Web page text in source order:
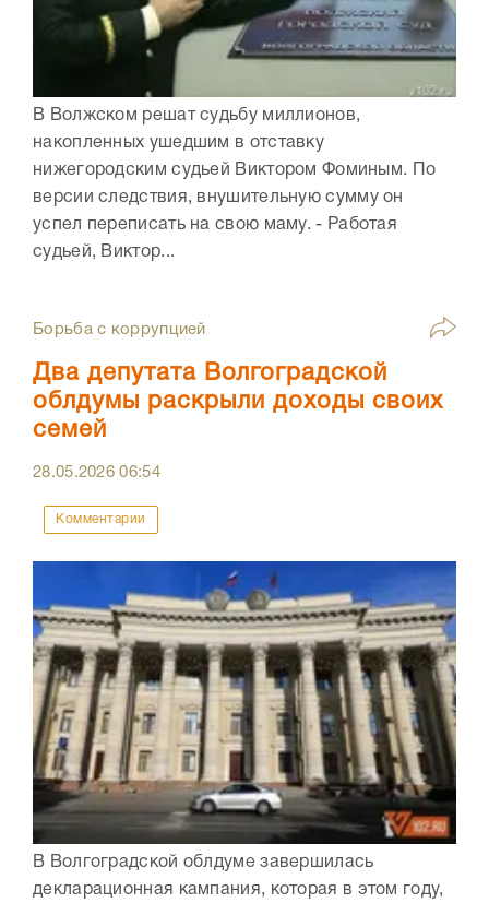
В Волжском решат судьбу миллионов,
накопленных ушедшим в отставку
нижегородским судьей Виктором Фоминым. По
версии следствия, внушительную сумму он
успел переписать на свою маму. - Работая
судьей, Виктор...
Борьба с коррупцией
Два депутата Волгоградской
облдумы раскрыли доходы своих
семей
28.05.202606:54
Комментарии
В Волгоградской облдуме завершилась
декларационная кампания, которая в этом году,